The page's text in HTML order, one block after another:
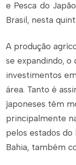
e Pesca do
Brasil, nesta
A produção
se expandindo, o
investimentos
área. Tanto é
japoneses têm
principalmente
pelos estados do
Bahia, também